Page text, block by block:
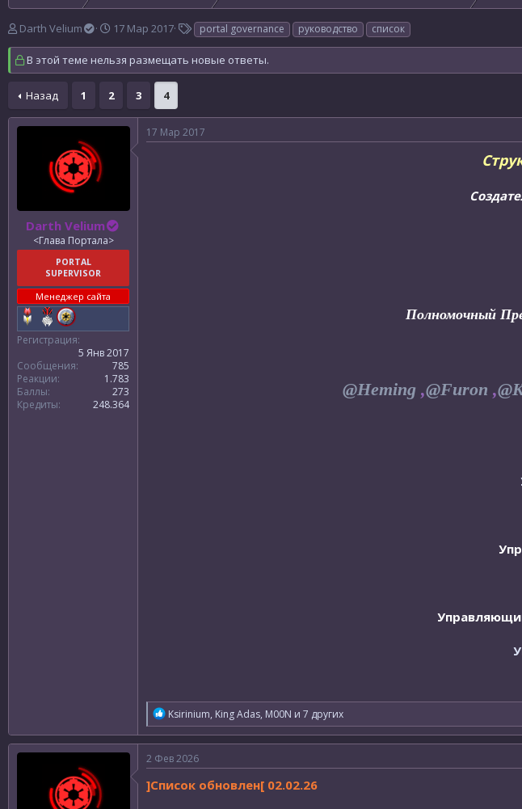
А
т
о
т
е
м
Darth Velium
Д
т
а
а
ч
а
17 Мар 2017
Т
е
г
и
portal governance руководство список
В этой теме нельзя размещать новые ответы.
Назад 1 2 3 4
Darth Velium
<Глава Портала>
PORTAL
SUPERVISOR
Менеджер сайта
Регистрация
5 Янв 2017
Сообщения
785
Реакции
1.783
Баллы
273
Кредиты
248.364
17 Мар 2017
Полномочный
@Heming ,@Furon ,
Р
е
а
ц
и
Ksirinium, King Adas, M00N и 7 других
2 Фев 2026
]Список обновлен[ 02.02.26